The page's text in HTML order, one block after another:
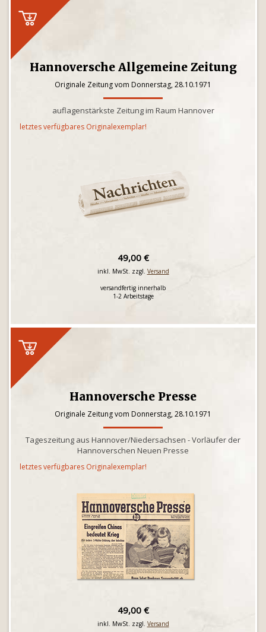
Hannoversche Allgemeine Zeitung
Originale Zeitung vom Donnerstag, 28.10.1971
auflagenstärkste Zeitung im Raum Hannover
letztes verfügbares Originalexemplar!
49,00 €
inkl. MwSt. zzgl. Versand
versandfertig innerhalb
1-2 Arbeitstage
Hannoversche Presse
Originale Zeitung vom Donnerstag, 28.10.1971
Tageszeitung aus Hannover/Niedersachsen - Vorläufer der
Hannoverschen Neuen Presse
letztes verfügbares Originalexemplar!
49,00 €
inkl. MwSt. zzgl. Versand